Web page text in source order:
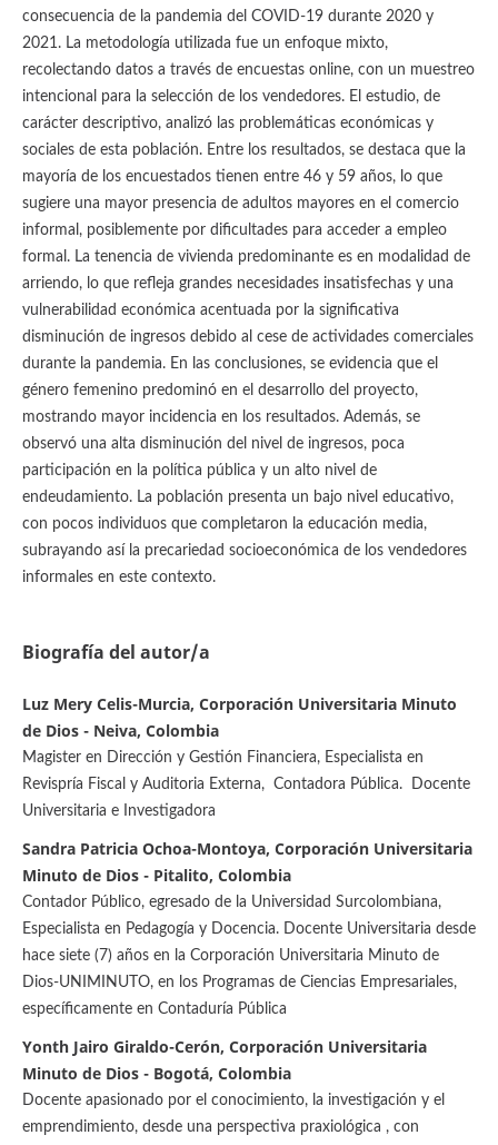
consecuencia de la pandemia del COVID-19 durante 2020 y
2021. La metodología utilizada fue un enfoque mixto,
recolectando datos a través de encuestas online, con un muestreo
intencional para la selección de los vendedores. El estudio, de
carácter descriptivo, analizó las problemáticas económicas y
sociales de esta población. Entre los resultados, se destaca que la
mayoría de los encuestados tienen entre 46 y 59 años, lo que
sugiere una mayor presencia de adultos mayores en el comercio
informal, posiblemente por dificultades para acceder a empleo
formal. La tenencia de vivienda predominante es en modalidad de
arriendo, lo que refleja grandes necesidades insatisfechas y una
vulnerabilidad económica acentuada por la significativa
disminución de ingresos debido al cese de actividades comerciales
durante la pandemia. En las conclusiones, se evidencia que el
género femenino predominó en el desarrollo del proyecto,
mostrando mayor incidencia en los resultados. Además, se
observó una alta disminución del nivel de ingresos, poca
participación en la política pública y un alto nivel de
endeudamiento. La población presenta un bajo nivel educativo,
con pocos individuos que completaron la educación media,
subrayando así la precariedad socioeconómica de los vendedores
informales en este contexto.
Biografía del autor/a
Luz Mery Celis-Murcia, Corporación Universitaria Minuto
de Dios - Neiva, Colombia
Magister en Dirección y Gestión Financiera, Especialista en
Revispría Fiscal y Auditoria Externa, Contadora Pública. Docente
Universitaria e Investigadora
Sandra Patricia Ochoa-Montoya, Corporación Universitaria
Minuto de Dios - Pitalito, Colombia
Contador Público, egresado de la Universidad Surcolombiana,
Especialista en Pedagogía y Docencia. Docente Universitaria desde
hace siete (7) años en la Corporación Universitaria Minuto de
Dios-UNIMINUTO, en los Programas de Ciencias Empresariales,
específicamente en Contaduría Pública
Yonth Jairo Giraldo-Cerón, Corporación Universitaria
Minuto de Dios - Bogotá, Colombia
Docente apasionado por el conocimiento, la investigación y el
emprendimiento, desde una perspectiva praxiológica , con